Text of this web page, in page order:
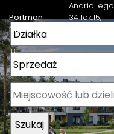
Portman
Nieruchomości
Andriollego
34 lok.15